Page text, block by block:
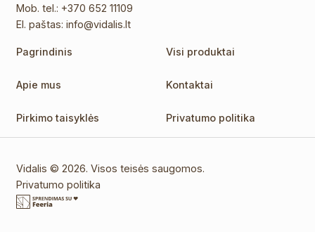
Mob. tel.: +370 652 11109
El. paštas:info@vidalis.lt
Pagrindinis Visi produktai
Apie mus Kontaktai
Pirkimo taisyklės Privatumo politika
Vidalis © 2026. Visos teisės saugomos.
Privatumo politika